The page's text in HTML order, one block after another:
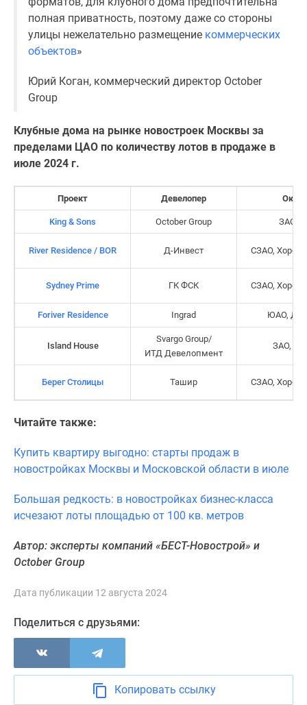
коттеджи
Коттеджные
поселки
Москве
Готовые
коттеджные
Строящиеся
коттеджные
поселки
Коттеджные
поселки
ипотеку
центры
Коттеджи
акции
полная приватность, поэтому даже со стороны
улицы нежелательно размещение коммерческих
объектов»
Юрий Коган, коммерческий директор October
Group
Клубные дома на рынке новостроек Москвы за
пределами ЦАО по количеству лотов в продаже в
июле 2024 г.
Проект Девелопер
King & Sons October Group ЗАО,
River Residence / BOR Д-Инвест СЗАО,
Sydney Prime ГК ФСК СЗАО,
Foriver Residence Ingrad ЮАО,
Island House
Svargo Group/
ИТД Девелопмент
ЗАО,
Берег Столицы Ташир СЗАО,
Читайте также:
Купить квартиру выгодно: старты продаж в
новостройках Москвы и Московской области в июле
Большая редкость: в новостройках бизнес-класса
исчезают лоты площадью от 100 кв. метров
Автор: эксперты компаний «БЕСТ-Новострой» и
October Group
Дата публикации 12 августа 2024
Поделиться с друзьями:
Копировать ссылку